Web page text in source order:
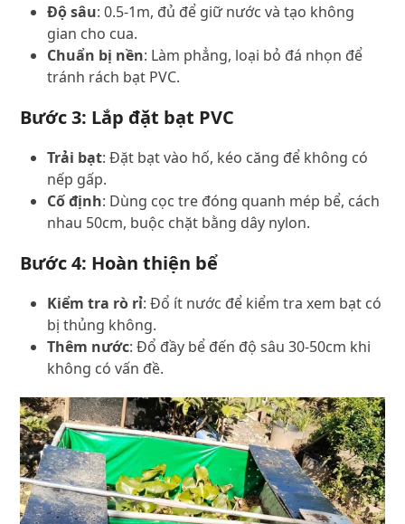
Độ sâu: 0.5-1m, đủ để giữ nước và tạo không
gian cho cua.
Chuẩn bị nền: Làm phẳng, loại bỏ đá nhọn để
tránh rách bạt PVC.
Bước 3: Lắp đặt bạt PVC
Trải bạt: Đặt bạt vào hố, kéo căng để không có
nếp gấp.
Cố định: Dùng cọc tre đóng quanh mép bể, cách
nhau 50cm, buộc chặt bằng dây nylon.
Bước 4: Hoàn thiện bể
Kiểm tra rò rỉ: Đổ ít nước để kiểm tra xem bạt có
bị thủng không.
Thêm nước: Đổ đầy bể đến độ sâu 30-50cm khi
không có vấn đề.